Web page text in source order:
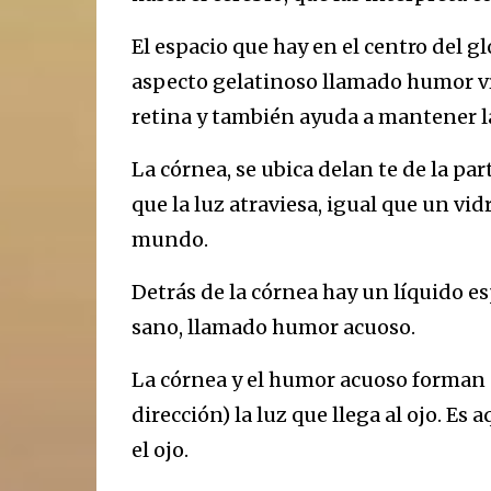
El espacio que hay en el centro del
aspecto gelatinoso llamado humor
retina y también ayuda a mantener
La córnea, se ubica delan te de la
que la luz atraviesa, igual que un
mundo.
Detrás de la córnea hay un líquido
sano, llamado humor acuoso.
La córnea y el humor acuoso
dirección) la luz que llega al ojo. Es
el ojo.